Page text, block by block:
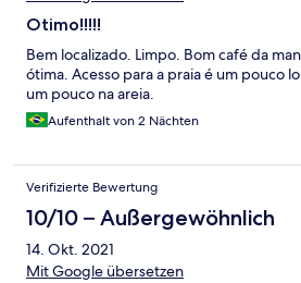
Otimo!!!!!
Bem localizado. Limpo. Bom café da
ótima. Acesso para a praia é um pouco
um pouco na areia.
Aufenthalt von 2 Nächten
Verifizierte Bewertung
10/10 – Außergewöhnlich
14. Okt. 2021
Mit Google übersetzen